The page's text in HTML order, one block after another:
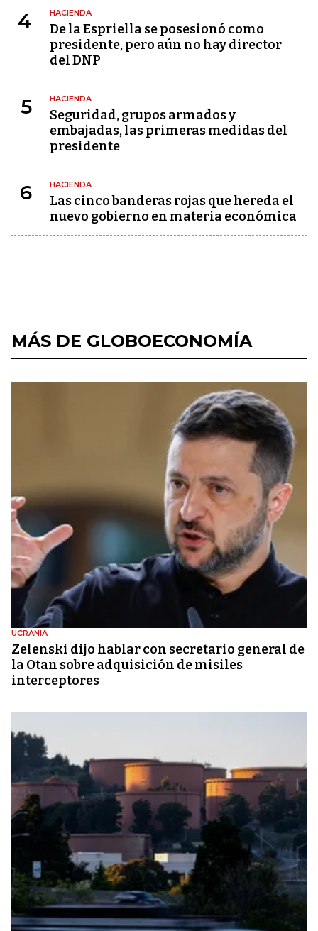
4 HACIENDA
De la Espriella se posesionó como
presidente, pero aún no hay director
del DNP
5 HACIENDA
Seguridad, grupos armados y
embajadas, las primeras medidas del
presidente
6 HACIENDA
Las cinco banderas rojas que hereda el
nuevo gobierno en materia económica
MÁS DE GLOBOECONOMÍA
UCRANIA
Zelenski dijo hablar con secretario general de
la Otan sobre adquisición de misiles
interceptores